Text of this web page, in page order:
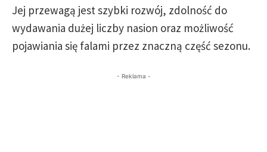
Jej przewagą jest szybki rozwój, zdolność do
wydawania dużej liczby nasion oraz możliwość
pojawiania się falami przez znaczną część sezonu.
- Reklama -